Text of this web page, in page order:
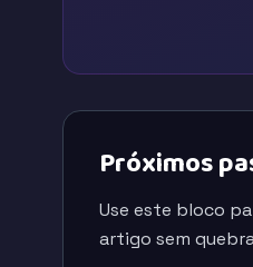
Próximos
Use este bloco
artigo sem